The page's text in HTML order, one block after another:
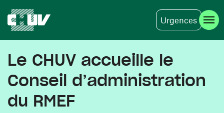
Urgences
Le CHUV accueille le
Conseil d’administration
du RMEF